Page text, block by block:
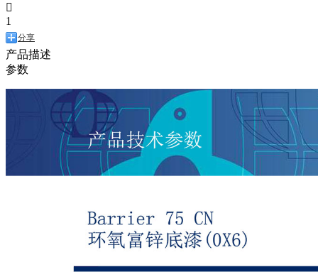

1
分享
产品描述
参数